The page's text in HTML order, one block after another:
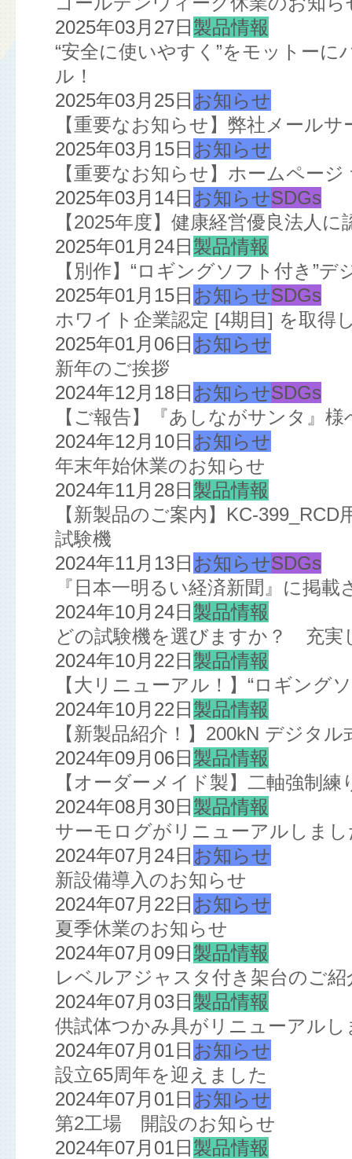
2025年03月27日 製品情報
“安全に使いやすく”をモットー
ル！
2025年03月25日 お知らせ
【重要なお知らせ】弊社メール
2025年03月15日 お知らせ
【重要なお知らせ】ホームペー
2025年03月14日 お知らせSDGs
【2025年度】健康経営優良法人
2025年01月24日 製品情報
【別作】“ロギングソフト付き”
2025年01月15日 お知らせSDGs
ホワイト企業認定 [4期目] を取得
2025年01月06日 お知らせ
新年のご挨拶
2024年12月18日 お知らせSDGs
【ご報告】『あしながサンタ』
2024年12月10日 お知らせ
年末年始休業のお知らせ
2024年11月28日 製品情報
【新製品のご案内】KC-
試験機
2024年11月13日 お知らせSDGs
『日本一明るい経済新聞』に掲載
2024年10月24日 製品情報
どの試験機を選びますか？ 充実
2024年10月22日 製品情報
【大リニューアル！】“ロギング
2024年10月22日 製品情報
【新製品紹介！】200kN デジタ
2024年09月06日 製品情報
【オーダーメイド製】二軸強制
2024年08月30日 製品情報
サーモログがリニューアルしま
2024年07月24日 お知らせ
新設備導入のお知らせ
2024年07月22日 お知らせ
夏季休業のお知らせ
2024年07月09日 製品情報
レベルアジャスタ付き架台のご紹
2024年07月03日 製品情報
供試体つかみ具がリニューアルし
2024年07月01日 お知らせ
設立65周年を迎えました
2024年07月01日 お知らせ
第2工場 開設のお知らせ
2024年07月01日 製品情報